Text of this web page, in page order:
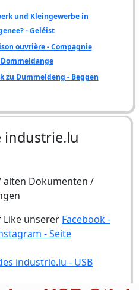
und Kleingewerbe in
- Geléist
ouvrière - Compagnie
zu Dummeldeng - Beggen
industrie.lu
Dokumenten /
Like unserer Facebook -
- Seite
industrie.lu - USB